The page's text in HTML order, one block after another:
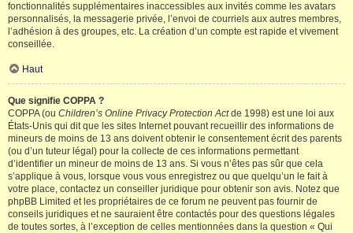
fonctionnalités supplémentaires inaccessibles aux invités comme les avatars
personnalisés, la messagerie privée, l’envoi de courriels aux autres membres,
l’adhésion à des groupes, etc. La création d’un compte est rapide et vivement
conseillée.
Haut
Que signifie COPPA ?
COPPA (ou Children’s Online Privacy Protection Actde 1998) est une loi aux
États-Unis qui dit que les sites Internet pouvant recueillir des informations de
mineurs de moins de 13 ans doivent obtenir le consentement écrit des parents
(ou d’un tuteur légal) pour la collecte de ces informations permettant
d’identifier un mineur de moins de 13 ans. Si vous n’êtes pas sûr que cela
s’applique à vous, lorsque vous vous enregistrez ou que quelqu’un le fait à
votre place, contactez un conseiller juridique pour obtenir son avis. Notez que
phpBB Limited et les propriétaires de ce forum ne peuvent pas fournir de
conseils juridiques et ne sauraient être contactés pour des questions légales
de toutes sortes, à l’exception de celles mentionnées dans la question « Qui